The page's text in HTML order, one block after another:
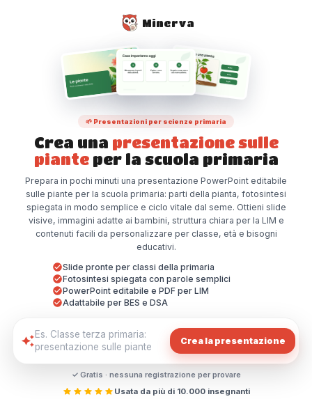
Minerva
🌱 Presentazioni per scienze primaria
Crea una presentazione sulle
pianteper la scuola primaria
Prepara in pochi minuti una presentazione PowerPoint editabile
sulle piante per la scuola primaria: parti della pianta, fotosintesi
spiegata in modo semplice e ciclo vitale dal seme. Ottieni slide
visive, immagini adatte ai bambini, struttura chiara per la LIM e
contenuti facili da personalizzare per classe, età e bisogni
educativi.
Slide pronte per classi della primaria
Fotosintesi spiegata con parole semplici
PowerPoint editabile e PDF per LIM
Adattabile per BES e DSA
Crea la presentazione
✓ Gratis · nessuna registrazione per provare
Usata da più di 10.000 insegnanti